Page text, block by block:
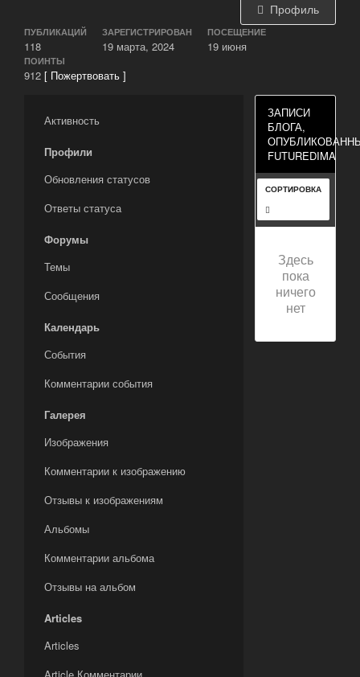
Профиль
ПУБЛИКАЦИЙ
118
ЗАРЕГИСТРИРОВАН
19 марта, 2024
ПОСЕЩЕНИЕ
19 июня
ПОИНТЫ
912 [ Пожертвовать ]
Активность
Профили
Обновления статусов
Ответы статуса
Форумы
Темы
Сообщения
Календарь
События
Комментарии события
Галерея
Изображения
Комментарии к изображению
Отзывы к изображениям
Альбомы
Комментарии альбома
Отзывы на альбом
Articles
Articles
ЗАПИСИ
БЛОГА,
FUTUREDIMA
СОРТИРОВКА
Здесь
пока
ничего
нет